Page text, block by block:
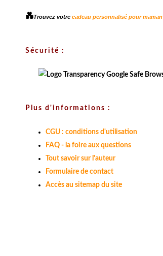
💑Trouvez votre cadeau personnalisé pour maman
Sécurité :
Plus d'informations :
CGU : conditions d'utilisation
FAQ - la foire aux questions
Tout savoir sur l'auteur
Formulaire de contact
Accès au sitemap du site